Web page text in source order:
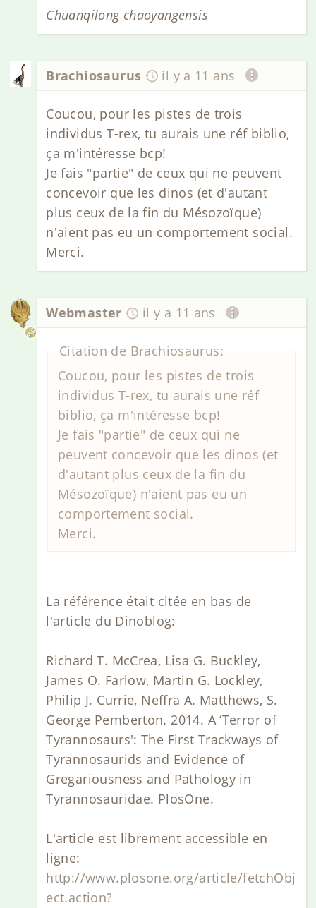
Chuanqilong chaoyangensis
Brachiosaurus il y a 11 ans
Coucou, pour les pistes de trois
individus T-rex, tu aurais une réf biblio,
ça m'intéresse bcp!
Je fais "partie" de ceux qui ne peuvent
concevoir que les dinos (et d'autant
plus ceux de la fin du Mésozoïque)
n'aient pas eu un comportement social.
Merci.
Webmaster il y a 11 ans
Citation de Brachiosaurus:
Coucou, pour les pistes de trois
individus T-rex, tu aurais une réf
biblio, ça m'intéresse bcp!
Je fais "partie" de ceux qui ne
peuvent concevoir que les dinos (et
d'autant plus ceux de la fin du
Mésozoïque) n'aient pas eu un
comportement social.
Merci.
La référence était citée en bas de
l'article du Dinoblog:
Richard T. McCrea, Lisa G. Buckley,
James O. Farlow, Martin G. Lockley,
Philip J. Currie, Neffra A. Matthews, S.
George Pemberton. 2014. A ‘Terror of
Tyrannosaurs': The First Trackways of
Tyrannosaurids and Evidence of
Gregariousness and Pathology in
Tyrannosauridae. PlosOne.
L'article est librement accessible en
ligne:
http://www.plosone.org/article/fetchObj
ect.action?